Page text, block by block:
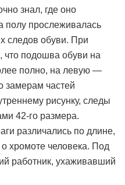
знал, где оно
полу прослеживалась
следов обуви. При
что подошва обуви на
полно, на левую —
замерам частей
рисунку, следы
42-го размера.
различались по длине,
о хромоте человека. Под
работник, ухаживавший